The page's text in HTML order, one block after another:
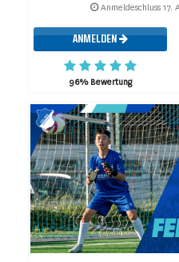
Anmeldeschluss 17.
ANMELDEN
96% Bewertung